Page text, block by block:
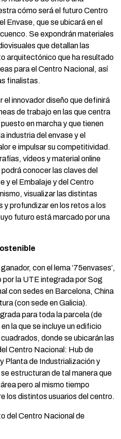
cómo será el futuro Centro
Envase, que se ubicará en el
Se expondrán materiales
que detallan las
arquitectónico que ha resultado
para el Centro Nacional, así
finalistas.
el innovador diseño que definirá
de trabajo en las que centra
en marcha y que tienen
industria del envase y el
e impulsar su competitividad.
vídeos y material online
conocer las claves del
y el Embalaje y del Centro
visualizar las distintas
profundizar en los retos a los
futuro está marcado por una
con el lema ‘75envases’,
la UTE integrada por Sog
con sedes en Barcelona, China
(con sede en Galicia).
para toda la parcela (de
la que se incluye un edificio
donde se ubicarán las
Centro Nacional: Hub de
Planta de Industrialización y
estructuran de tal manera que
pero al mismo tiempo
los distintos usuarios del centro.